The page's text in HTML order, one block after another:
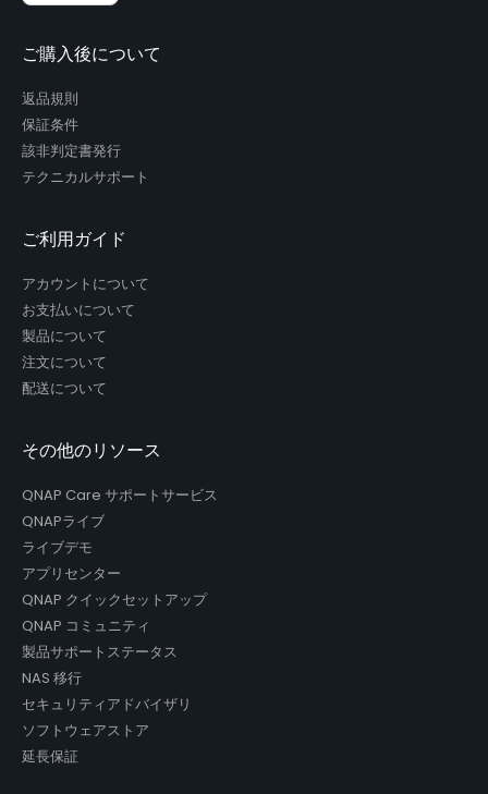
ご購入後について
返品規則
保証条件
該非判定書発行
テクニカルサポート
ご利用ガイド
アカウントについて
お支払いについて
製品について
注文について
配送について
その他のリソース
QNAP Care サポートサービス
QNAPライブ
ライブデモ
アプリセンター
QNAP クイックセットアップ
QNAP コミュニティ
製品サポートステータス
NAS 移行
セキュリティアドバイザリ
ソフトウェアストア
延長保証